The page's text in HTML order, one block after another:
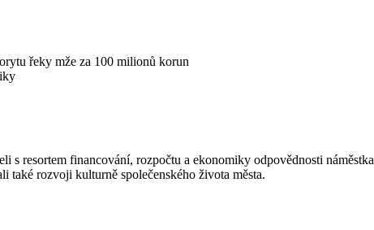
řeky mže za 100 milionů korun
s resortem financování, rozpočtu a ekonomiky odpovědnosti náměstka
také rozvoji kulturně společenského života města.